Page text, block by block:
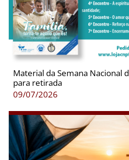
Material da Semana Nacional
para retirada
09/07/2026